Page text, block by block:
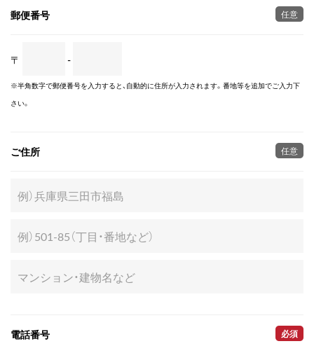
郵便番号 任意
〒 -
※半角数字で郵便番号を入力すると、自動的に住所が入力されます。番地等を追加でご入力下
さい。
ご住所 任意
電話番号 必須